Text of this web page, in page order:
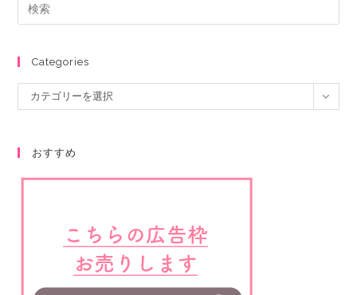
Categories
カテゴリーを選択
おすすめ